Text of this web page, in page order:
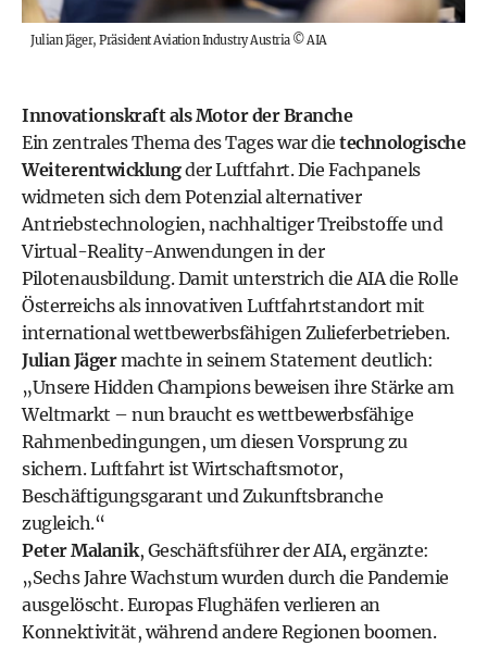
Julian Jäger, Präsident Aviation Industry Austria©AIA
Innovationskraft als Motor der Branche
Ein zentrales Thema des Tages war die technologische
Weiterentwicklungder Luftfahrt. Die Fachpanels
widmeten sich dem Potenzial alternativer
Antriebstechnologien, nachhaltiger Treibstoffe und
Virtual-Reality-Anwendungen in der
Pilotenausbildung. Damit unterstrich die AIA die Rolle
Österreichs als innovativen Luftfahrtstandort mit
international wettbewerbsfähigen Zulieferbetrieben.
Julian Jägermachte in seinem Statement deutlich:
„Unsere Hidden Champions beweisen ihre Stärke am
Weltmarkt – nun braucht es wettbewerbsfähige
Rahmenbedingungen, um diesen Vorsprung zu
sichern. Luftfahrt ist Wirtschaftsmotor,
Beschäftigungsgarant und Zukunftsbranche
zugleich.“
Peter Malanik, Geschäftsführer der AIA, ergänzte:
„Sechs Jahre Wachstum wurden durch die Pandemie
ausgelöscht. Europas Flughäfen verlieren an
Konnektivität, während andere Regionen boomen.